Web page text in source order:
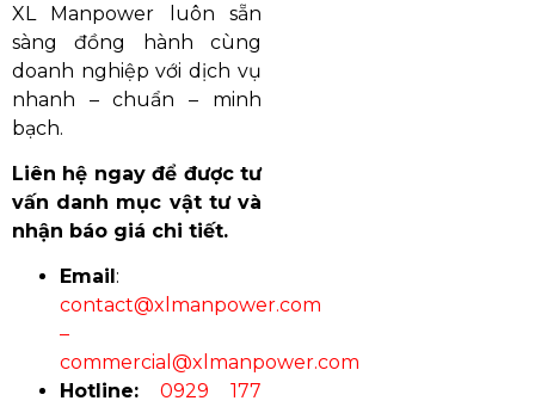
XL Manpower luôn sẵn
sàng đồng hành cùng
doanh nghiệp với dịch vụ
nhanh – chuẩn – minh
bạch.
Liên hệ ngay để được tư
vấn danh mục vật tư và
nhận báo giá chi tiết.
Email :
contact@xlmanpower.com
–
commercial@xlmanpower.com
Hotline:
0929 177